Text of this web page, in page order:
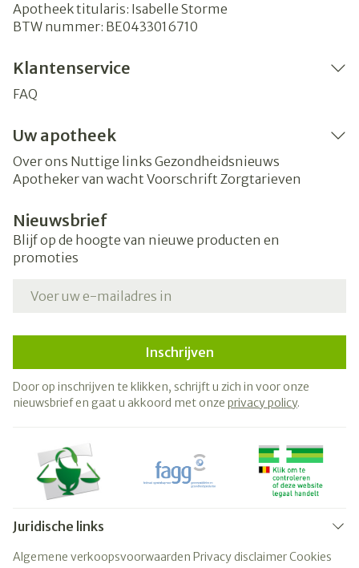
Apotheek titularis: Isabelle Storme
BTW nummer: BE0433016710
Klantenservice
FAQ
Uw apotheek
Over ons Nuttige links Gezondheidsnieuws
Apotheker van wacht Voorschrift Zorgtarieven
Nieuwsbrief
Blijf op de hoogte van nieuwe producten en
promoties
Inschrijven
Door op inschrijven te klikken, schrijft u zich in voor onze
nieuwsbrief en gaat u akkoord met onze privacy policy.
Juridische links
Algemene verkoopsvoorwaarden Privacy disclaimerCookies